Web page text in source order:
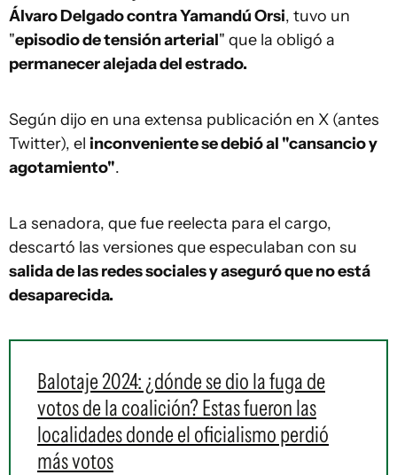
Álvaro Delgado contra Yamandú Orsi, tuvo un
"episodio de tensión arterial" que la obligó a
permanecer alejada del estrado.
Según dijo en una extensa publicación en X (antes
Twitter), el inconveniente se debió al "cansancio y
agotamiento".
La senadora, que fue reelecta para el cargo,
descartó las versiones que especulaban con su
salida de las redes sociales y aseguró que no está
desaparecida.
Balotaje 2024: ¿dónde se dio la fuga de
votos de la coalición? Estas fueron las
localidades donde el oficialismo perdió
más votos